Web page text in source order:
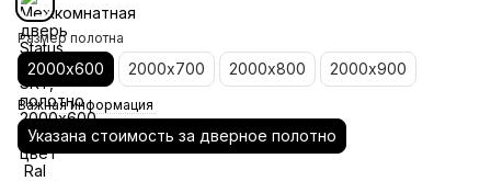
Размер полотна
2000х600 2000х700 2000х800 2000х900
Важная информация
Указана стоимость за дверное полотно